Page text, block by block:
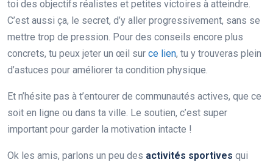
toi des objectifs réalistes et petites victoires à atteindre.
C’est aussi ça, le secret, d’y aller progressivement, sans se
mettre trop de pression. Pour des conseils encore plus
concrets, tu peux jeter un œil sur ce lien, tu y trouveras plein
d’astuces pour améliorer ta condition physique.
Et n’hésite pas à t’entourer de communautés actives, que ce
soit en ligne ou dans ta ville. Le soutien, c’est super
important pour garder la motivation intacte !
Ok les amis, parlons un peu des activités sportives qui